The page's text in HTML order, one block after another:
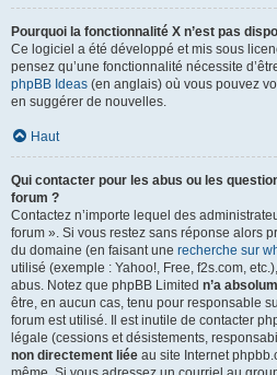
Pourquoi la fonctionnalité X n’est pas
Ce logiciel a été développé et mis sous
pensez qu’une fonctionnalité nécessite
phpBB Ideas (en anglais) où vous pouvez
en suggérer de nouvelles.
Haut
Qui contacter pour les abus ou les
forum ?
Contactez n’importe lequel des
forum ». Si vous restez sans réponse alors
du domaine (en faisant une recherche sur
utilisé (exemple : Yahoo!, Free, f2s.com,
abus. Notez que phpBB Limited n’a
être, en aucun cas, tenu pour responsable
forum est utilisé. Il est inutile de contacter
légale (cessions et désistements,
non directement liée au site Internet